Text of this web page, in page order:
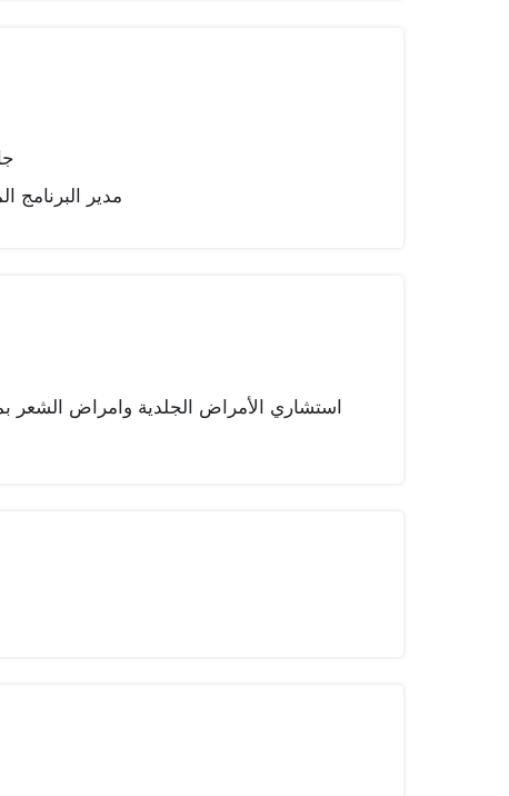
مدير البرنامج
استشاري الأمراض الجلدية وامراض الشعر